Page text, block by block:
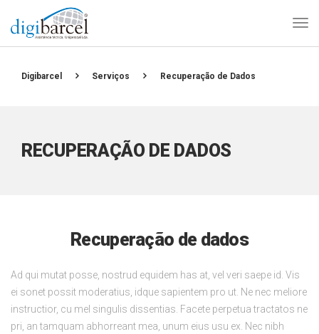
Digibarcel Serviços Recuperação de Dados
RECUPERAÇÃO DE DADOS
Recuperação de dados
Ad qui mutat posse, nostrud equidem has at, vel veri saepe id. Vis
ei sonet possit moderatius, idque sapientem pro ut. Ne nec meliore
instructior, cu mel singulis dissentias. Facete perpetua tractatos ne
pri, an tamquam abhorreant mea, unum eius usu ex. Nec nibh